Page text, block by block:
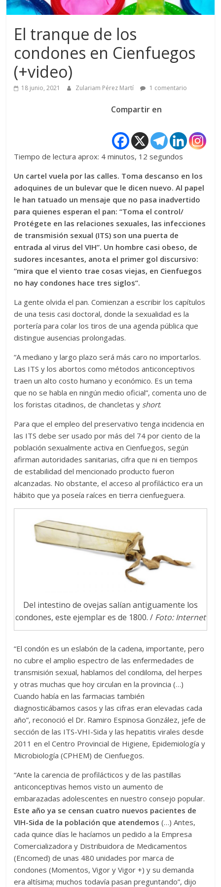
El tranque de los
condones en Cienfuegos
(+video)
18 junio, 2021 Zulariam Pérez Martí 1 comentario
Compartir en
Tiempo de lectura aprox: 4 minutos, 12 segundos
Un cartel vuela por las calles. Toma descanso en los
adoquines de un bulevar que le dicen nuevo. Al papel
le han tatuado un mensaje que no pasa inadvertido
para quienes esperan el pan: “Toma el control/
Protégete en las relaciones sexuales, las infecciones
de transmisión sexual (ITS) son una puerta de
entrada al virus del VIH”. Un hombre casi obeso, de
sudores incesantes, anota el primer gol discursivo:
“mira que el viento trae cosas viejas, en Cienfuegos
no hay condones hace tres siglos”.
La gente olvida el pan. Comienzan a escribir los capítulos
de una tesis casi doctoral, donde la sexualidad es la
portería para colar los tiros de una agenda pública que
distingue ausencias prolongadas.
“A mediano y largo plazo será más caro no importarlos.
Las ITS y los abortos como métodos anticonceptivos
traen un alto costo humano y económico. Es un tema
que no se habla en ningún medio oficial”, comenta uno de
los foristas citadinos, de chancletas y short.
Para que el empleo del preservativo tenga incidencia en
las ITS debe ser usado por más del 74 por ciento de la
población sexualmente activa en Cienfuegos, según
afirman autoridades sanitarias, cifra que ni en tiempos
de estabilidad del mencionado producto fueron
alcanzadas. No obstante, el acceso al profiláctico era un
hábito que ya poseía raíces en tierra cienfueguera.
Del intestino de ovejas salían antiguamente los
condones, este ejemplar es de 1800. / Foto: Internet
“El condón es un eslabón de la cadena, importante, pero
no cubre el amplio espectro de las enfermedades de
transmisión sexual, hablamos del condiloma, del herpes
y otras muchas que hoy circulan en la provincia (…)
Cuando había en las farmacias también
diagnosticábamos casos y las cifras eran elevadas cada
año”, reconoció el Dr. Ramiro Espinosa González, jefe de
sección de las ITS-VHI-Sida y las hepatitis virales desde
2011 en el Centro Provincial de Higiene, Epidemiología y
Microbiología (CPHEM) de Cienfuegos.
“Ante la carencia de profilácticos y de las pastillas
anticonceptivas hemos visto un aumento de
embarazadas adolescentes en nuestro consejo popular.
Este año ya se censan cuatro nuevos pacientes de
VIH-Sida de la población que atendemos (…) Antes,
cada quince días le hacíamos un pedido a la Empresa
Comercializadora y Distribuidora de Medicamentos
(Encomed) de unas 480 unidades por marca de
condones (Momentos, Vigor y Vigor +) y su demanda
era altísima; muchos todavía pasan preguntando”, dijo